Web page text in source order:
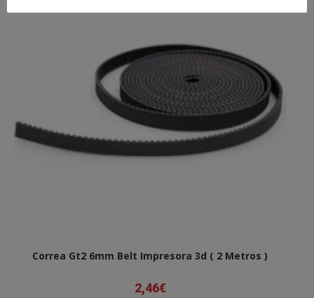
Correa Gt2 6mm Belt Impresora 3d ( 2 Metros )
2,46€